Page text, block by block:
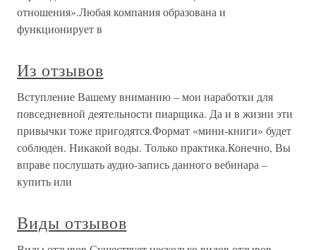
отношения».Любая компания образована и
функционирует в
Из отзывов
Вступление Вашему вниманию – мои наработки для
повседневной деятельности пиарщика. Да и в жизни эти
привычки тоже пригодятся.Формат «мини-книги» будет
соблюден. Никакой воды. Только практика.Конечно, Вы
вправе послушать аудио-запись данного вебинара –
купить или
Виды отзывов